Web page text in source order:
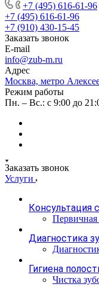
+7 (495) 616-61-96
+7 (495) 616-61-96
+7 (910) 430-15-45
Заказать звонок
E-mail
info@zub-m.ru
Адрес
Москва, метро
Режим работы
Пн. – Вс.: с 9:00 до
Заказать звонок
Услуги
Консультация
Первичная
Диагностика
Гигиена
Чистка